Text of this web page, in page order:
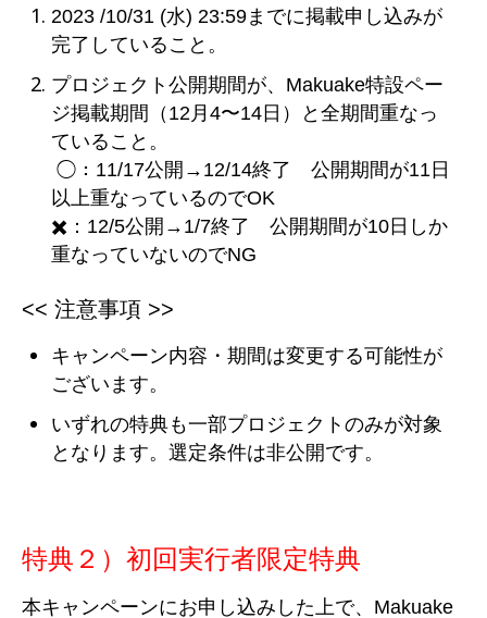
2023 /10/31 (水) 23:59までに掲載申し込みが
完了していること。
プロジェクト公開期間が、Makuake特設ペー
ジ掲載期間（12月4〜14日）と全期間重なっ
ていること。
◯：11/17公開→12/14終了 公開期間が11日
以上重なっているのでOK
✖️：12/5公開→1/7終了 公開期間が10日しか
重なっていないのでNG
<< 注意事項 >>
キャンペーン内容・期間は変更する可能性が
ございます。
いずれの特典も一部プロジェクトのみが対象
となります。選定条件は非公開です。
特典２） 初回実行者限定特典
本キャンペーンにお申し込みした上で、Makuake